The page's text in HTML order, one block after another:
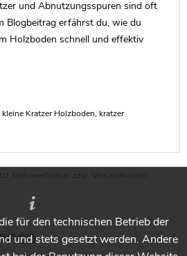
und Abnutzungsspuren sind oft
Blogbeitrag erfährst du, wie du
Holzboden schnell und effektiv
kleine Kratzer Holzboden, kratzer
Mehrwertsteuer zzgl. Versandkosten
für den technischen Betrieb der
und stets gesetzt werden. Andere